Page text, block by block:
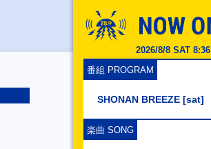
2026/8/8 SAT 8:36
番組 PROGRAM
SHONAN BREEZE [sat]
楽曲 SONG